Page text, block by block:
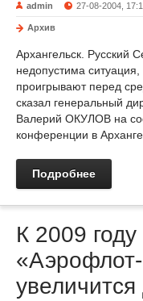
admin 27-08-2004,
Архив
Архангельск. Русский
недопустима
проигрывают перед
сказал генеральный
Валерий ОКУЛОВ на
конференции в
Подробнее
К 2009